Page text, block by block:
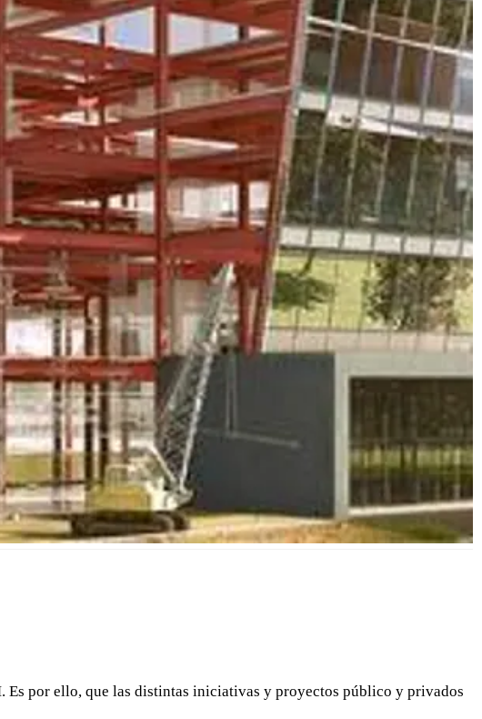
Es por ello, que las distintas iniciativas y proyectos público y privados